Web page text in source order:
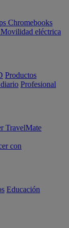
Chromebooks
Movilidad eléctrica
Productos
Profesional
TravelMate
con
Educación